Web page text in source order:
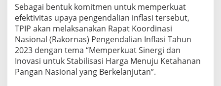
Sebagai bentuk komitmen untuk memperkuat
efektivitas upaya pengendalian inflasi tersebut,
TPIP akan melaksanakan Rapat Koordinasi
Nasional (Rakornas) Pengendalian Inflasi Tahun
2023 dengan tema “Memperkuat Sinergi dan
Inovasi untuk Stabilisasi Harga Menuju Ketahanan
Pangan Nasional yang Berkelanjutan”.